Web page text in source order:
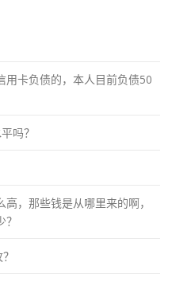
用卡负债的，本人目前负债50
吗？
，那些钱是从哪里来的啊，